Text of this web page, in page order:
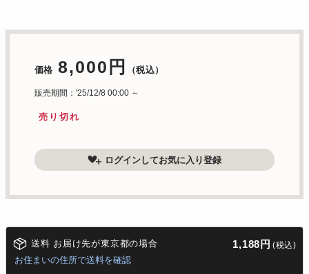
価格 8,000円 （税込）
販売期間：'25/12/8 00:00 ～
売り切れ
ログインしてお気に入り登録
送料 お届け先が東京都の場合 1,188円 (税込)
お住まいの住所で送料を確認